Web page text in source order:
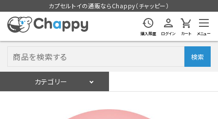
カプセルトイの通販ならChappy（チャッピー）
購入履歴 ログイン カート メニュー
検索
カテゴリー